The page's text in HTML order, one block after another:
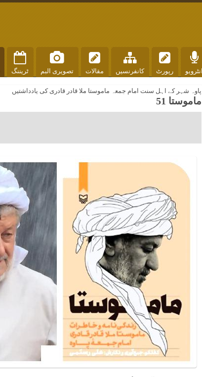
انٹرویو رپورٹ کانفرنسیں مقالات تصویری البم ٹریننگ
پاوہ شہر کے اہل سنت امام جمعہ ماموستا ملا قادر قادری کی یادداشتیں
ماموستا 51